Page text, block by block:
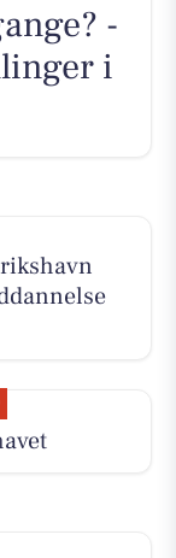
-
i